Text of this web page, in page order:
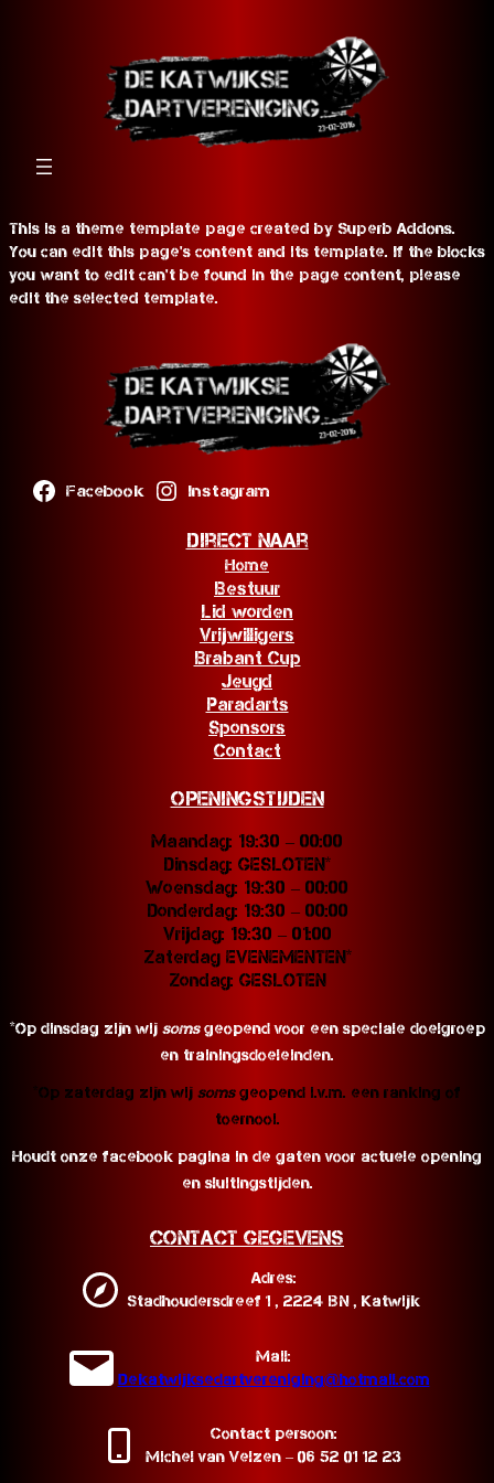
This is a theme template page created by Superb Addons.
You can edit this page's content and its template. If the blocks
you want to edit can't be found in the page content, please
edit the selected template.
Facebook Instagram
Direct naar
Home
Bestuur
Lid worden
Vrijwilligers
Brabant Cup
Jeugd
Paradarts
Sponsors
Contact
Openingstijden
Maandag: 19:30 – 00:00
Dinsdag: GESLOTEN*
Woensdag: 19:30 – 00:00
Donderdag: 19:30 – 00:00
Vrijdag: 19:30 – 01:00
Zaterdag EVENEMENTEN*
Zondag: GESLOTEN
*Op dinsdag zijn wij somsgeopend voor een speciale doelgroep
en trainingsdoeleinden.
*Op zaterdag zijn wij somsgeopend i.v.m. een ranking of
toernooi.
Houdt onze facebook pagina in de gaten voor actuele opening
en sluitingstijden.
Contact Gegevens
Adres:
Stadhoudersdreef 1 , 2224 BN , Katwijk
Mail:
Dekatwijksedartvereniging@hotmail.com
Contact persoon:
Michel van Velzen – 06 52 01 12 23